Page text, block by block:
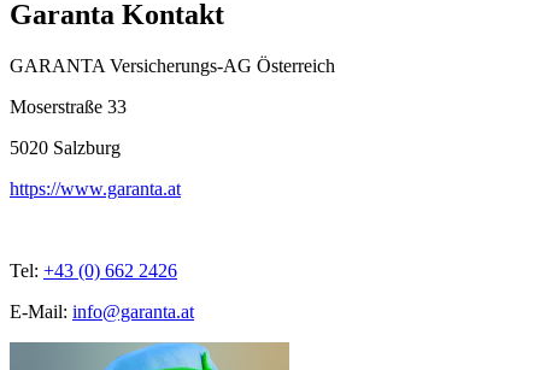
Garanta Kontakt
GARANTA Versicherungs-AG Österreich
Moserstraße 33
5020 Salzburg
https://www.garanta.at
Tel: +43 (0) 662 2426
E-Mail: info@garanta.at